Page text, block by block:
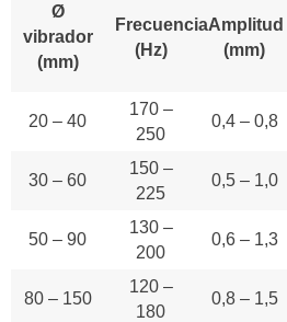
Ø
vibrador
(mm)
Frecuencia
(Hz)
Amplitud
(mm)
20 – 40
170 –
250
0,4 – 0,8
30 – 60
150 –
225
0,5 – 1,0
50 – 90
130 –
200
0,6 – 1,3
80 – 150
120 –
180
0,8 – 1,5